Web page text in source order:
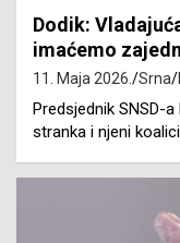
Dodik:
imaćemo
11. Maja 2026. Srna
Predsjednik SNSD-
stranka i njeni